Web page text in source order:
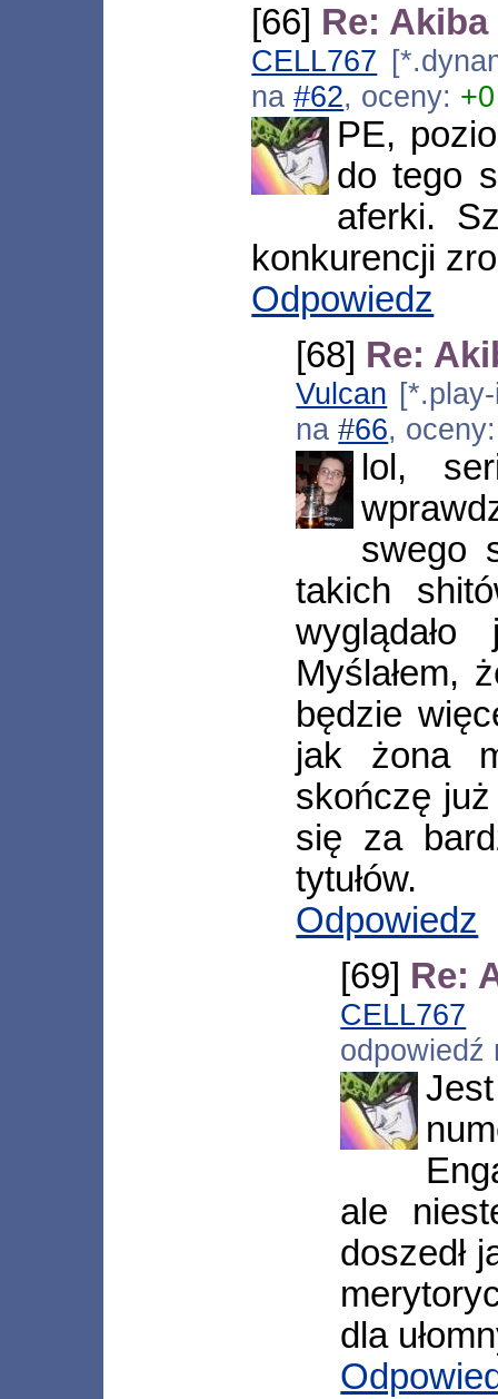
[66] Re: Akiba
CELL767
na#62, oceny: +0
PE,
do tego
aferki.
konkurencji
Odpowiedz
[68] Re:
Vulcan
na#66,
lol,
swego
takich
Myślałem,
będzie
jak żona
skończę
się za
tytułów.
Odpowiedz
[69] Re:
CELL767
ale
doszedł
dla